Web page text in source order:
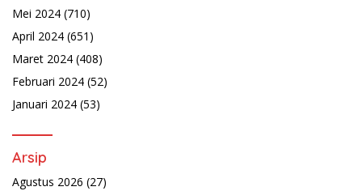
Mei 2024 (710)
April 2024 (651)
Maret 2024 (408)
Februari 2024 (52)
Januari 2024 (53)
Arsip
Agustus 2026 (27)